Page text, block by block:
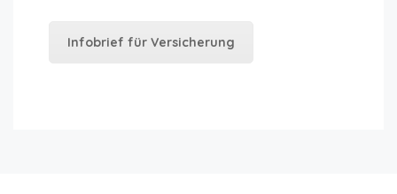
Infobrief für Versicherung